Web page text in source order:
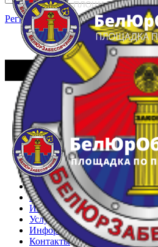
Регистрация Вход
Главная
Арестованное имущество
Реестр несостоявшихся торгов
Реестр переоценок
Частное имущество
Государственное имущество
Интернет-магазин
Интернет-витрина
Услуги
Информация
Контакты